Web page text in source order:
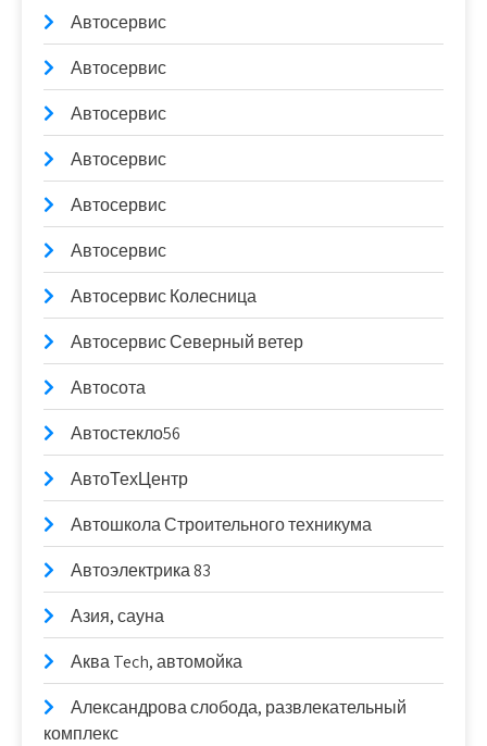
Автосервис
Автосервис
Автосервис
Автосервис
Автосервис
Автосервис
Автосервис Колесница
Автосервис Северный ветер
Автосота
Автостекло56
АвтоТехЦентр
Автошкола Строительного техникума
Автоэлектрика 83
Азия, сауна
Аква Tech, автомойка
Александрова слобода, развлекательный
комплекс